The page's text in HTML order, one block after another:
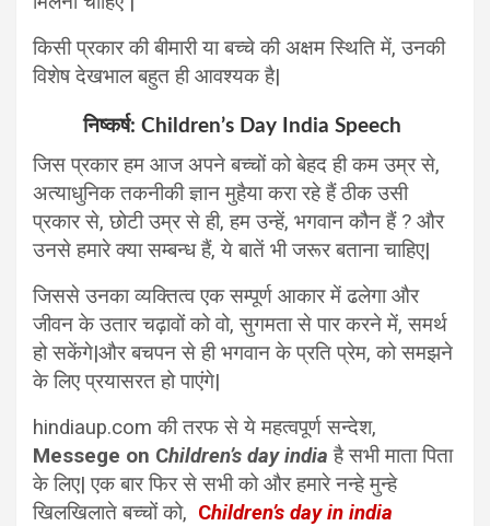
किसी प्रकार की बीमारी या बच्चे की अक्षम स्थिति में, उनकी
विशेष देखभाल बहुत ही आवश्यक है|
निष्कर्ष: Children’s Day India Speech
जिस प्रकार हम आज अपने बच्चों को बेहद ही कम उम्र से,
अत्याधुनिक तकनीकी ज्ञान मुहैया करा रहे हैं ठीक उसी
प्रकार से, छोटी उम्र से ही, हम उन्हें, भगवान कौन हैं ? और
उनसे हमारे क्या सम्बन्ध हैं, ये बातें भी जरूर बताना चाहिए|
जिससे उनका व्यक्तित्व एक सम्पूर्ण आकार में ढलेगा और
जीवन के उतार चढ़ावों को वो, सुगमता से पार करने में, समर्थ
हो सकेंगे|और बचपन से ही भगवान के प्रति प्रेम, को समझने
के लिए प्रयासरत हो पाएंगे|
hindiaup.com की तरफ से ये महत्वपूर्ण सन्देश,
Messege on Children’s day indiaहै सभी माता पिता
के लिए| एक बार फिर से सभी को और हमारे नन्हे मुन्हे
खिलखिलाते बच्चों को, Children’s day in india